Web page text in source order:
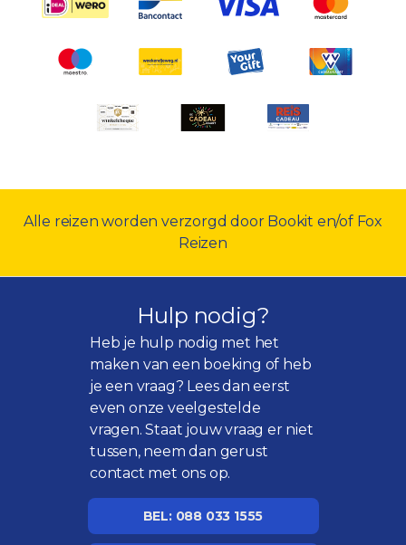
Alle reizen worden verzorgd door Bookit en/of Fox
Reizen
Hulp nodig?
Heb je hulp nodig met het
maken van een boeking of heb
je een vraag? Lees dan eerst
even onzeveelgestelde
vragen. Staat jouw vraag er niet
tussen, neem dan gerust
contact met ons op.
BEL: 088 033 1555